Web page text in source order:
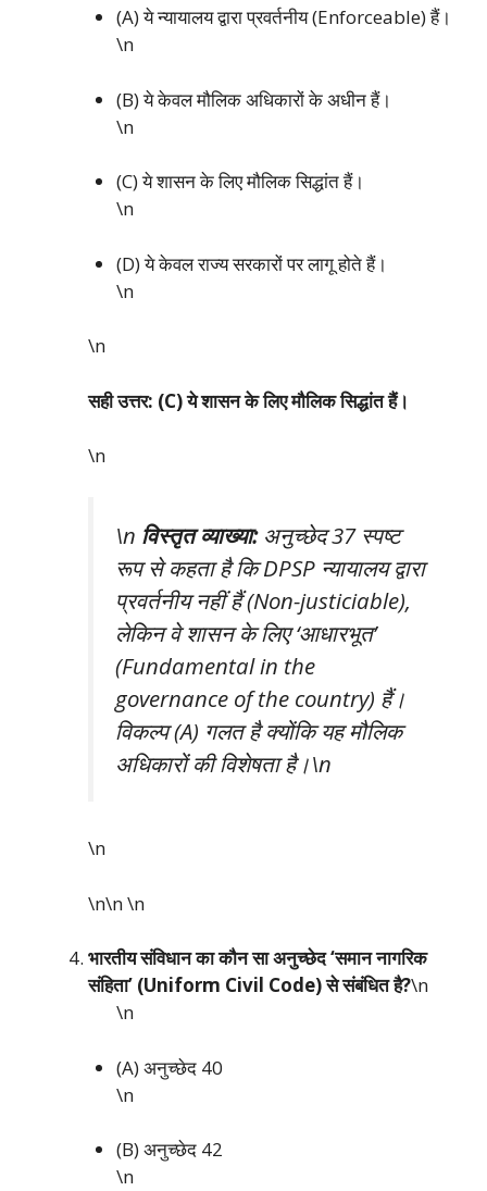
(A) ये न्यायालय द्वारा प्रवर्तनीय (Enforceable) हैं।
\n
(B) ये केवल मौलिक अधिकारों के अधीन हैं।
\n
(C) ये शासन के लिए मौलिक सिद्धांत हैं।
\n
(D) ये केवल राज्य सरकारों पर लागू होते हैं।
\n
\n
सही उत्तर: (C) ये शासन के लिए मौलिक सिद्धांत हैं।
\n
\n विस्तृत व्याख्या:अनुच्छेद 37 स्पष्ट
रूप से कहता है कि DPSP न्यायालय द्वारा
प्रवर्तनीय नहीं हैं (Non-justiciable),
लेकिन वे शासन के लिए ‘आधारभूत’
(Fundamental in the
governance of the country) हैं।
विकल्प (A) गलत है क्योंकि यह मौलिक
अधिकारों की विशेषता है।\n
\n
\n\n\n
भारतीय संविधान का कौन सा अनुच्छेद ‘समान नागरिक
संहिता’ (Uniform Civil Code) से संबंधित है?\n
\n
(A) अनुच्छेद 40
\n
(B) अनुच्छेद 42
\n